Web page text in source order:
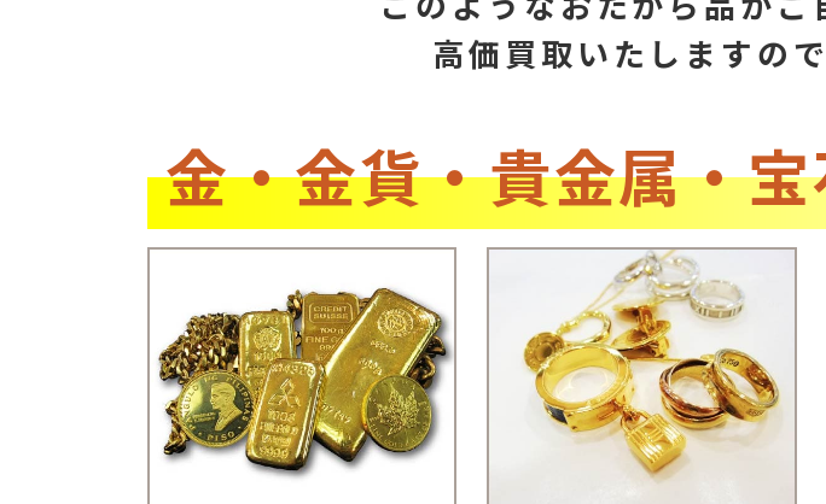
高価買取いたしますので
金・金貨・貴金属・